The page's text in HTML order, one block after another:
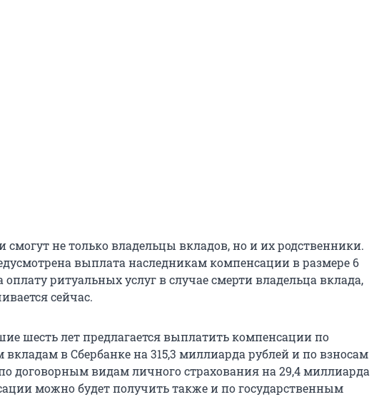
смогут не только владельцы вкладов, но и их родственники.
выплата наследникам компенсации в размере 6
ритуальных услуг в случае смерти владельца вклада,
сейчас.
шесть лет предлагается выплатить компенсации по
в Сбербанке на 315,3 миллиарда рублей и по взносам
по договорным видам личного страхования на 29,4 миллиарда
можно будет получить также и по государственным